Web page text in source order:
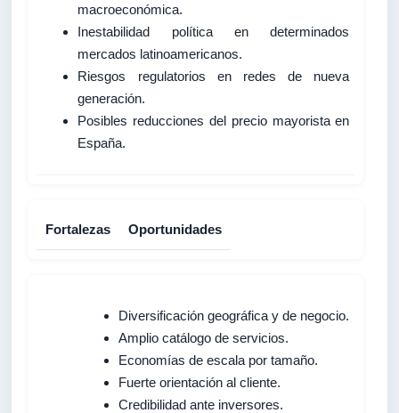
macroeconómica.
Inestabilidad política en determinados
mercados latinoamericanos.
Riesgos regulatorios en redes de nueva
generación.
Posibles reducciones del precio mayorista en
España.
Fortalezas Oportunidades
Diversificación geográfica y de negocio.
Amplio catálogo de servicios.
Economías de escala por tamaño.
Fuerte orientación al cliente.
Credibilidad ante inversores.